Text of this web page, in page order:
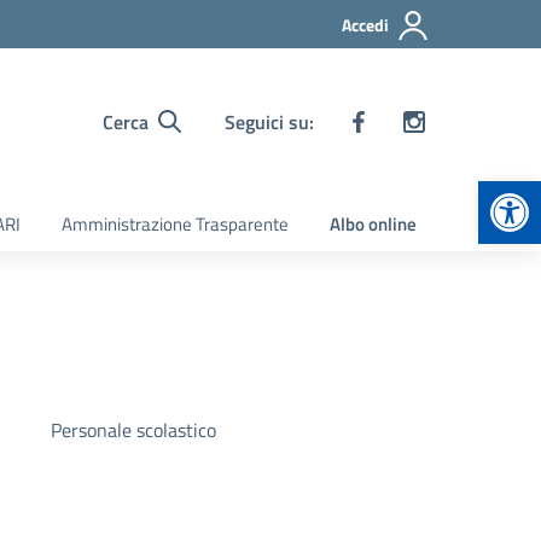
Accedi
Cerca Seguici su:
Amministrazione Trasparente Albo online
Personale scolastico